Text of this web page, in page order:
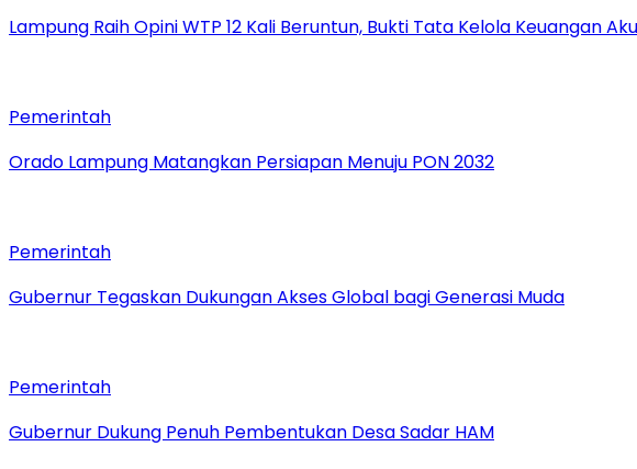
Lampung Raih Opini WTP 12 Kali Beruntun, Bukti Tata Kelola Keuangan
Pemerintah
Orado Lampung Matangkan Persiapan Menuju PON 2032
Pemerintah
Gubernur Tegaskan Dukungan Akses Global bagi Generasi Muda
Pemerintah
Gubernur Dukung Penuh Pembentukan Desa Sadar HAM